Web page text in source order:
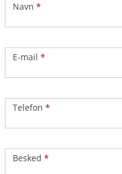
Navn *
E-mail *
Telefon *
Besked *